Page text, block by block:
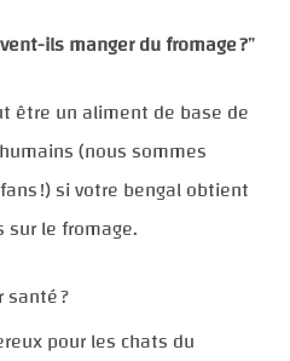
ils manger du fromage ?”
être un aliment de base de
(nous sommes
!) si votre bengal obtient
le fromage.
?
pour les chats du